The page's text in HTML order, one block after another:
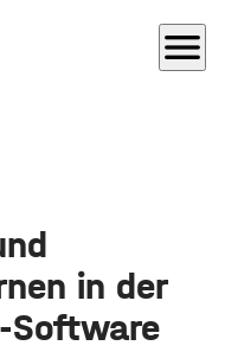
menu
in der
Software